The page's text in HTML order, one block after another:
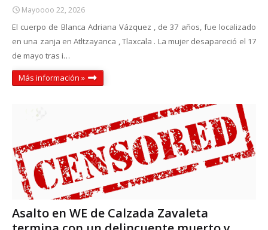
Mayoooo 22, 2026
El cuerpo de Blanca Adriana Vázquez , de 37 años, fue localizado
en una zanja en Atltzayanca , Tlaxcala . La mujer desapareció el 17
de mayo tras i…
Más información »
Asalto en WE de Calzada Zavaleta